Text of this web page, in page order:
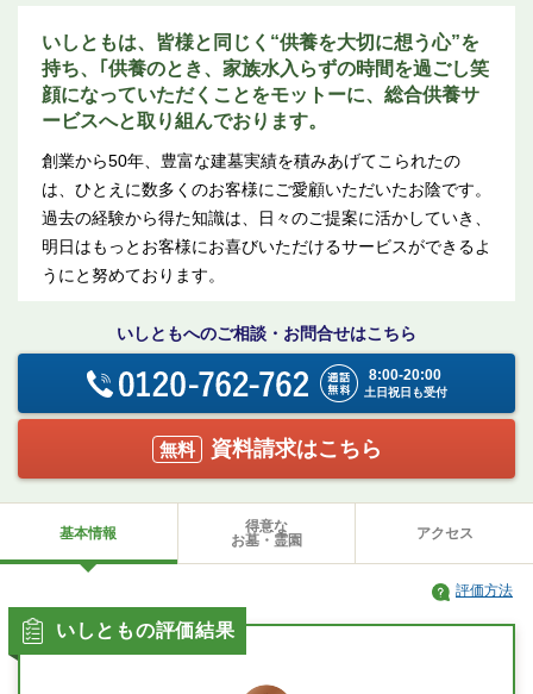
いしともは、皆様と同じく“供養を大切に想う心”を
持ち、｢供養のとき、家族水入らずの時間を過ごし笑
顔になっていただくことをモットーに、総合供養サ
ービスへと取り組んでおります。
創業から50年、豊富な建墓実績を積みあげてこられたの
は、ひとえに数多くのお客様にご愛顧いただいたお陰です。
過去の経験から得た知識は、日々のご提案に活かしていき、
明日はもっとお客様にお喜びいただけるサービスができるよ
うにと努めております。
いしともへのご相談・お問合せはこちら
8:00-20:00
土日祝日も受付
無料 資料請求はこちら
基本情報
得意な
お墓・霊園
アクセス
いしともの評価結果
評価方法